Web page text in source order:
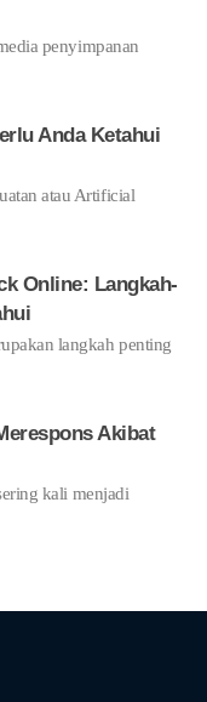
penyimpanan
Anda Ketahui
atau Artificial
Online: Langkah-
langkah penting
Akibat
kali menjadi